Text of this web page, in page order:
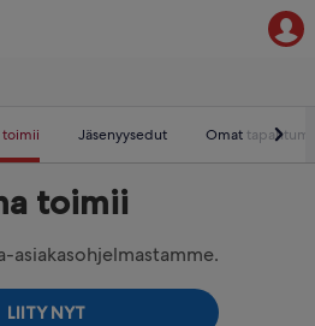
toimii Jäsenyysedut Omat
toimii
asiakasohjelmastamme.
LIITY NYT